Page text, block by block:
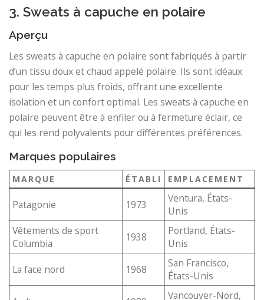
3. Sweats à capuche en polaire
Aperçu
Les sweats à capuche en polaire sont fabriqués à partir
d’un tissu doux et chaud appelé polaire. Ils sont idéaux
pour les temps plus froids, offrant une excellente
isolation et un confort optimal. Les sweats à capuche en
polaire peuvent être à enfiler ou à fermeture éclair, ce
qui les rend polyvalents pour différentes préférences.
Marques populaires
MARQUE ÉTABLI EMPLACEMENT
Patagonie 1973
Ventura, États-
Unis
Vêtements de sport
Columbia
1938
Portland, États-
Unis
La face nord
1968
San Francisco,
États-Unis
Vancouver-Nord,